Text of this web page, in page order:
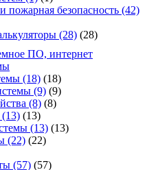
пожарная безопасность (42)
(28) (28)
ПО, интернет
(18) (18)
(9) (9)
(8) (8)
(13) (13)
(13) (13)
(22) (22)
(57) (57)